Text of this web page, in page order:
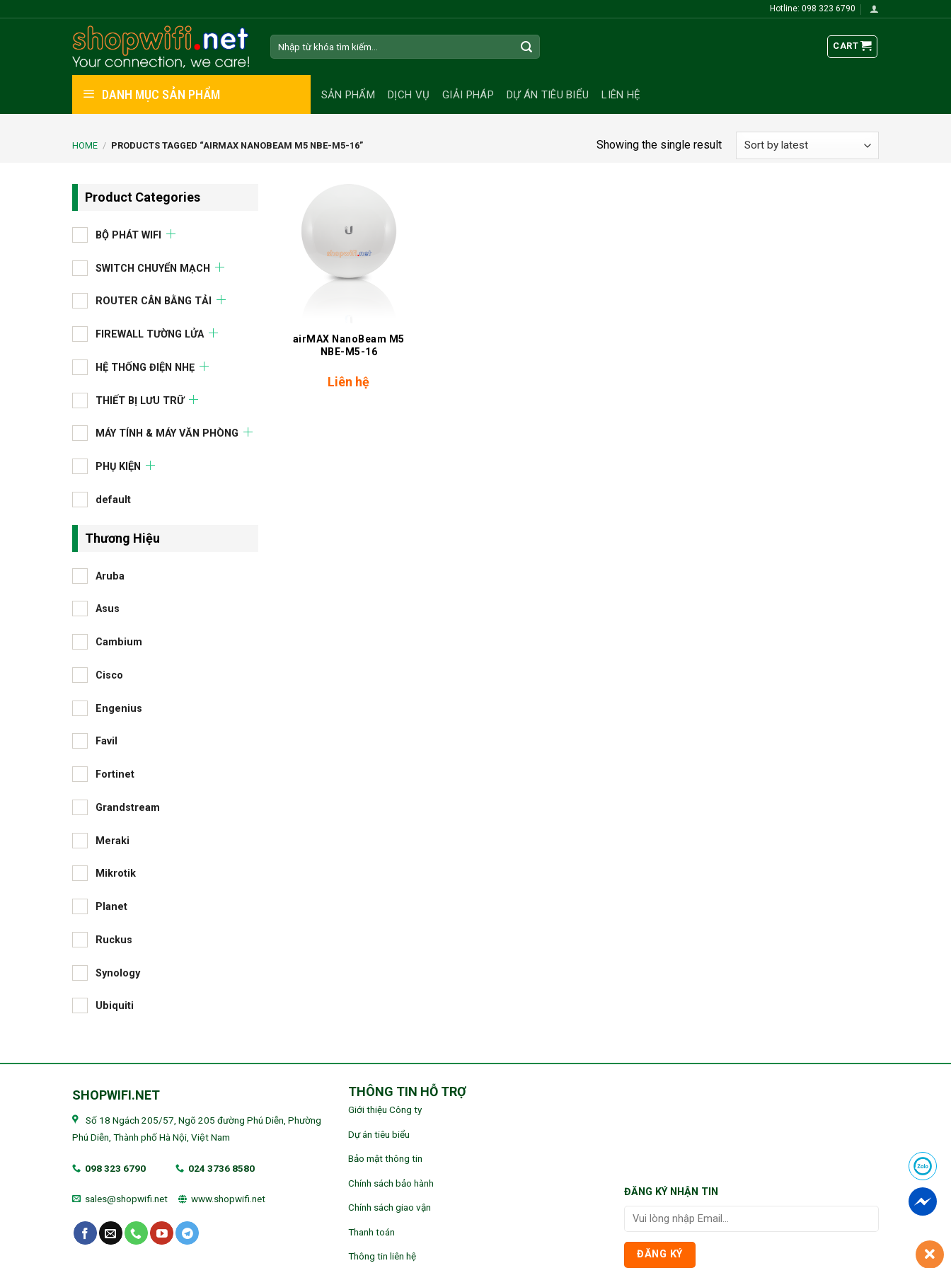
Hotline: 098 323 6790
CART
DANH MỤC SẢN PHẨM SẢN PHẨM DỊCH VỤ GIẢI PHÁP DỰ ÁN TIÊU BIỂU LIÊN HỆ
HOME / PRODUCTS TAGGED “AIRMAX NANOBEAM M5 NBE-M5-16” Showing the single result
Product Categories
BỘ PHÁT WIFI
SWITCH CHUYỂN MẠCH
ROUTER CÂN BẰNG TẢI
FIREWALL TƯỜNG LỬA
HỆ THỐNG ĐIỆN NHẸ
THIẾT BỊ LƯU TRỮ
MÁY TÍNH & MÁY VĂN PHÒNG
PHỤ KIỆN
default
Thương Hiệu
Aruba
Asus
Cambium
Cisco
Engenius
Favil
Fortinet
Grandstream
Meraki
Mikrotik
Planet
Ruckus
Synology
Ubiquiti
airMAX NanoBeam M5
NBE-M5-16
Liên hệ
SHOPWIFI.NET
Số 18 Ngách 205/57, Ngõ 205 đường Phú Diễn, Phường
Phú Diễn, Thành phố Hà Nội, Việt Nam
098 323 6790 024 3736 8580
sales@shopwifi.net www.shopwifi.net
THÔNG TIN HỖ TRỢ
Giới thiệu Công ty
Dự án tiêu biểu
Bảo mật thông tin
Chính sách bảo hành
Chính sách giao vận
Thanh toán
Thông tin liên hệ
ĐĂNG KÝ NHẬN TIN